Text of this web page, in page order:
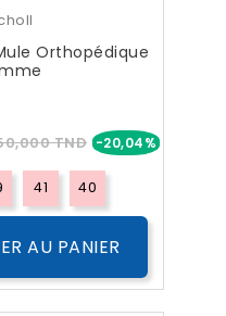
Orthopédique
TND -20,04%Prix
41 40
AU PANIER